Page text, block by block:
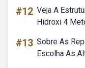
#12 Veja A
Hidroxi 4
#13 Sobre As
Escolha As